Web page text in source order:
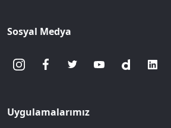
Sosyal Medya
Uygulamalarımız